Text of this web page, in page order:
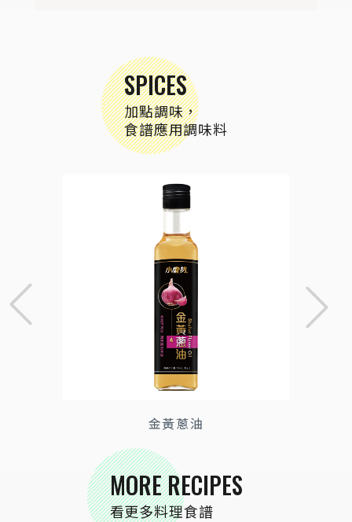
SPICES
加點調味，
食譜應用調味料
金黃蔥油
MORE RECIPES
看更多料理食譜